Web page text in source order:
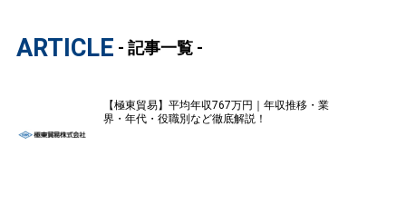
ARTICLE - 記事一覧 -
【極東貿易】平均年収767万円｜年収推移・業
界・年代・役職別など徹底解説！